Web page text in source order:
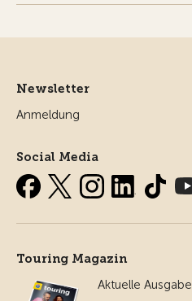
Newsletter
Anmeldung
Social Media
Touring Magazin
Aktuelle Ausgabe